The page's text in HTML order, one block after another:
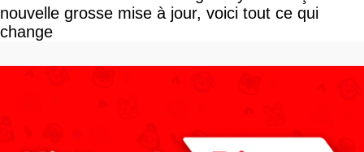
nouvelle grosse mise à jour, voici tout ce qui
change